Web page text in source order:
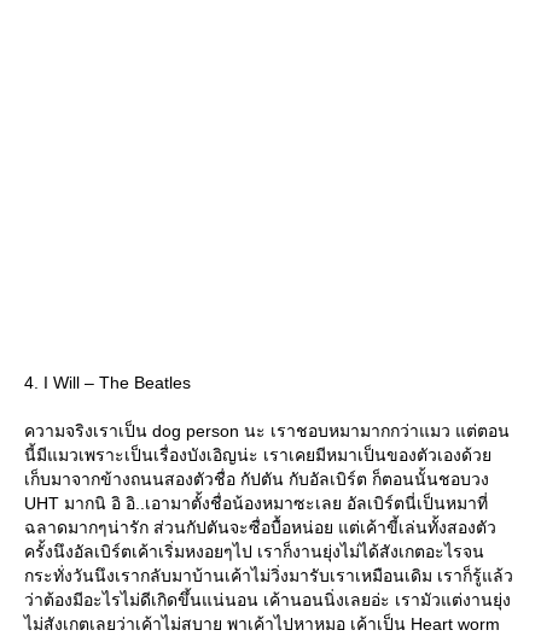
4. I Will – The Beatles
ความจริงเราเป็น dog person นะ เราชอบหมามากกว่าแมว แต่ตอน
นี้มีแมวเพราะเป็นเรื่องบังเอิญน่ะ เราเคยมีหมาเป็นของตัวเองด้ว
เก็บมาจากข้างถนนสองตัวชื่อ กัปตัน กับอัลเบิร์ต ก็ตอนนั้นชอบวง
UHT มากนิ อิ อิ..เอามาตั้งชื่อน้องหมาซะเลย อัลเบิร์ตนี่เป็นหมาที่
ฉลาดมากๆน่ารัก ส่วนกัปตันจะซื่อบื้อหน่อย แต่เค้าขี้เล่นทั้งสองตัว
ครั้งนึงอัลเบิร์ตเค้าเริ่มหงอยๆไป เราก็งานยุ่งไม่ได้สังเกตอะไรจน
กระทั่งวันนึงเรากลับมาบ้านเค้าไม่วิ่งมารับเราเหมือนเดิม เราก็รู้แล้ว
ว่าต้องมีอะไรไม่ดีเกิดขึ้นแน่นอน เค้านอนนิ่งเลยอ่ะ เรามัวแต่งานยุ่ง
ไม่สังเกตเลยว่าเค้าไม่สบาย พาเค้าไปหาหมอ เค้าเป็น Heart worm